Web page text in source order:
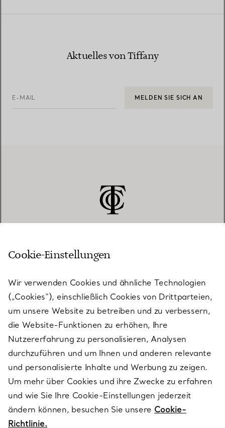
Aktuelles von Tiffany
E-MAIL MELDEN SIE SICH AN
KUNDENSERVICE
SERVICES
ÜBER TIFFANY & CO.
RECHTLICHE HINWEISE
FOLGEN SIE UNS
Cookie-Einstellungen
Wir verwenden Cookies und ähnliche Technologien
(„Cookies“), einschließlich Cookies von Drittparteien,
um unsere Website zu betreiben und zu verbessern,
die Website-Funktionen zu erhöhen, Ihre
Nutzererfahrung zu personalisieren, Analysen
durchzuführen und um Ihnen und anderen relevante
und personalisierte Inhalte und Werbung zu zeigen.
Um mehr über Cookies und ihre Zwecke zu erfahren
und wie Sie Ihre Cookie-Einstellungen jederzeit
ändern können, besuchen Sie unsere Cookie-
Richtlinie.